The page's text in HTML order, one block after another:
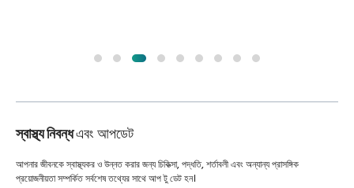
স্বাস্থ্য নিবন্ধএবং আপডেট
আপনার জীবনকে স্বাস্থ্যকর ও উন্নত করার জন্য চিকিত্সা, পদ্ধতি, শর্তাবলী এবং অন্যান্য প্রাসঙ্গিক
প্রয়োজনীয়তা সম্পর্কিত সর্বশেষ তথ্যের সাথে আপ টু ডেট হন।